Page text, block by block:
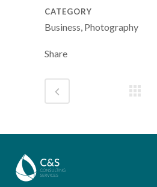
CATEGORY
Business, Photography
Share